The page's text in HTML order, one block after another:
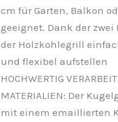
cm für Garten, Balkon
geeignet. Dank der zwei
der Holzkohlegrill
und flexibel aufstellen
HOCHWERTIG
MATERIALIEN: Der
mit einem emaillierten